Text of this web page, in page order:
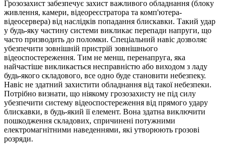
Грозозахист забезпечує захист важливого обладнання (блоку
живлення, камери, відеореєстратора та комп'ютера-
відеосервера) від наслідків попадання блискавки. Такий удар
у будь-яку частину системи викликає перепади напруги, що
часто призводить до поломки. Спеціальний навіс дозволяє
убезпечити зовнішній пристрій зовнішнього
відеоспостереження. Тим не менш, перенапруга, яка
найчастіше викликається несправністю або виходом з ладу
будь-якого складового, все одно буде становити небезпеку.
Навіс не здатний захистити обладнання від такої небезпеки.
Потрібно визнати, що ніякому грозозахисту не під силу
убезпечити систему відеоспостереження від прямого удару
блискавки, в будь-який її елемент. Вона здатна виключити
пошкодження складових, спричинені потужними
електромагнітними наведеннями, які утворюють грозові
розряди.